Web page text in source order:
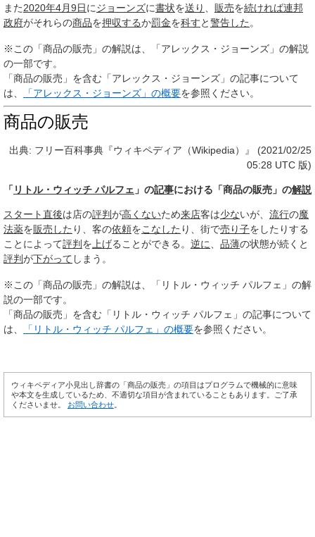
また2020年4月9日にジョーンズに書状を送り 販売を続ければ連邦
政府がそれらの商品を押収するか罰金を科すと警告した 。
※この「商品の販売」の解説は、「アレックス・ジョーンズ」の解説
の一部です。
「商品の販売」を含む「アレックス・ジョーンズ」の記事について
は、
「アレックス・ジョーンズ」の概要を参照ください。
商品の販売
出典: フリー百科事典『ウィキペディア（Wikipedia）』 (2021/02/25
05:28 UTC 版)
「 リトル・ウィッチ パルフェ 」の記事における「商品の販売」の解説
スタート直後は店の評判が高くないため来店客は少ないが、 流行の魔
法薬を販売した り、客の依頼をこなした り、街で売り子をしたりする
ことによって評判 を 上げることができる。 逆に 品薄の状態が続くと
評判が下がって しまう。
※この「商品の販売」の解説は、「リトル・ウィッチ パルフェ」の解
説の一部です。
「商品の販売」を含む「リトル・ウィッチ パルフェ」の記事について
は、
「リトル・ウィッチ パルフェ」の概要を参照ください。
ウィキペディア小見出し辞書の「商品の販売」の項目はプログラムで機械的に意味
や本文を生成しているため、不適切な項目が含まれていることもあります。ご了承
くださいませ。 お問い合わせ